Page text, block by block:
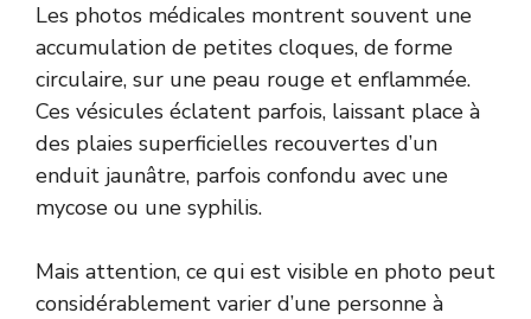
Les photos médicales montrent souvent une
accumulation de petites cloques, de forme
circulaire, sur une peau rouge et enflammée.
Ces vésicules éclatent parfois, laissant place à
des plaies superficielles recouvertes d’un
enduit jaunâtre, parfois confondu avec une
mycose ou une syphilis.
Mais attention, ce qui est visible en photo peut
considérablement varier d’une personne à